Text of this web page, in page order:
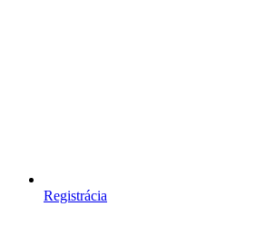
Registrácia